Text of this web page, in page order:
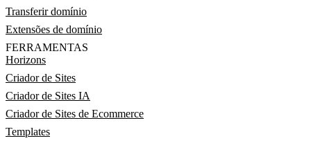
Transferir domínio
Extensões de domínio
FERRAMENTAS
Horizons
Criador de Sites
Criador de Sites IA
Criador de Sites de Ecommerce
Templates